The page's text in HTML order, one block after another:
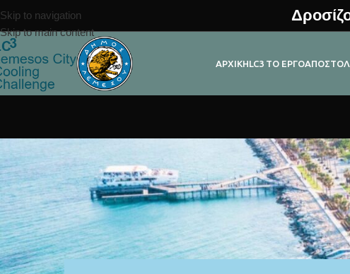
Skip to navigation
Skip to main content
ΑΡΧΙΚΉLC3 ΤΟ ΈΡΓΟ
Η Λεμεσός θέτει το